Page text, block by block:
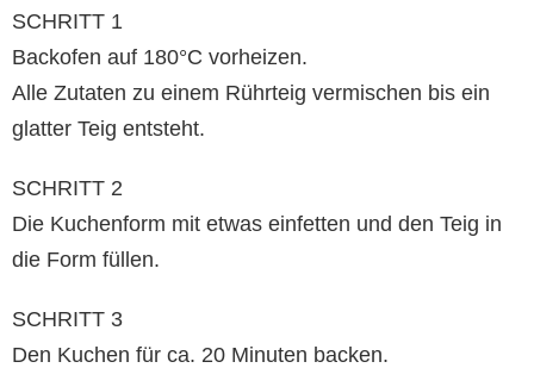
SCHRITT 1
Backofen auf 180°C vorheizen.
Alle Zutaten zu einem Rührteig vermischen bis ein
glatter Teig entsteht.
SCHRITT 2
Die Kuchenform mit etwas einfetten und den Teig in
die Form füllen.
SCHRITT 3
Den Kuchen für ca. 20 Minuten backen.